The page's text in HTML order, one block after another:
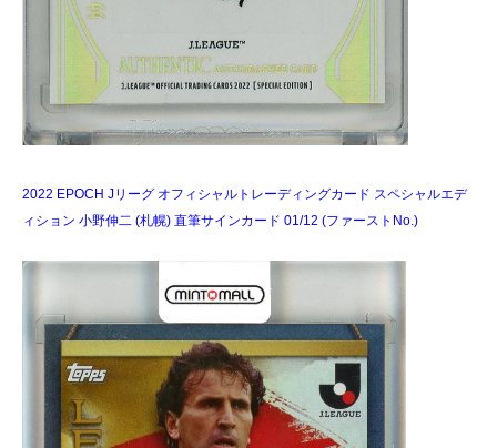
2022 EPOCH Jリーグ オフィシャルトレーディングカード スペシャルエデ
ィション 小野伸二 (札幌) 直筆サインカード 01/12 (ファーストNo.)